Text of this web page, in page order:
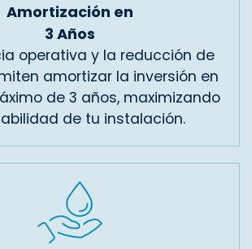
Amortización en
3 Años
operativa y la reducción de
amortizar la inversión en
de 3 años, maximizando
de tu instalación.